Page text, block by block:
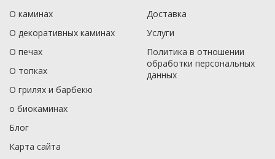
О каминах
О декоративных каминах
О печах
О топках
О грилях и барбекю
о биокаминах
Блог
Карта сайта
Доставка
Услуги
Политика в отношении
обработки персональных
данныx